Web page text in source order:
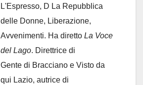
L'Espresso, D La Repubblica
delle Donne, Liberazione,
Avvenimenti. Ha diretto La Voce
del Lago. Direttrice di
Gente di Bracciano e Visto da
qui Lazio, autrice di